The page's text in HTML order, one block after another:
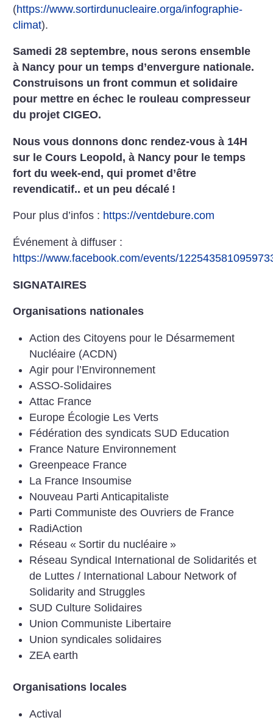
(https://www.sortirdunucleaire.orga/infographie-
climat).
Samedi 28 septembre, nous serons ensemble
à Nancy pour un temps d’envergure nationale.
Construisons un front commun et solidaire
pour mettre en échec le rouleau compresseur
du projet CIGEO.
Nous vous donnons donc rendez-vous à 14H
sur le Cours Leopold, à Nancy pour le temps
fort du week-end, qui promet d’être
revendicatif.. et un peu décalé !
Pour plus d’infos : https://ventdebure.com
Événement à diffuser :
https://www.facebook.com/events/
SIGNATAIRES
Organisations nationales
Action des Citoyens pour le Désarmement
Nucléaire (ACDN)
Agir pour l’Environnement
ASSO-Solidaires
Attac France
Europe Écologie Les Verts
Fédération des syndicats SUD Education
France Nature Environnement
Greenpeace France
La France Insoumise
Nouveau Parti Anticapitaliste
Parti Communiste des Ouvriers de France
RadiAction
Réseau « Sortir du nucléaire »
Réseau Syndical International de Solidarités et
de Luttes / International Labour Network of
Solidarity and Struggles
SUD Culture Solidaires
Union Communiste Libertaire
Union syndicales solidaires
ZEA earth
Organisations locales
Actival